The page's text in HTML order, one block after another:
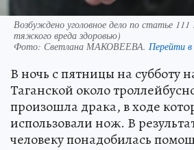
Возбуждено уголовное дело по статье
тяжкого вреда здоровью)
Фото: Светлана МАКОВЕЕВА. Перейти
В ночь с пятницы на субботу
Таганской около
произошла драка, в ходе
использовали нож. В
человеку понадобилась